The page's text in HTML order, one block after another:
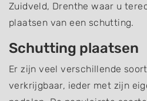
Zuidveld, Drenthe waar u
plaatsen van een schutting.
Schutting plaatsen
Er zijn veel verschillende
verkrijgbaar, ieder met zijn